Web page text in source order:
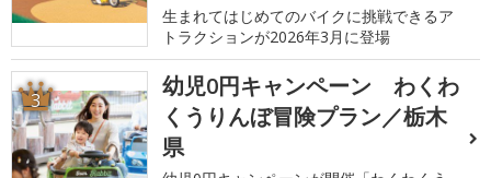
生まれてはじめてのバイクに挑戦できるア
トラクションが2026年3月に登場
3
幼児0円キャンペーン わくわ
くうりんぼ冒険プラン／栃木
県